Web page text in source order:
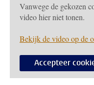
Vanwege de gekozen
video hier niet tonen.
Bekijk de video op de
Accepteer